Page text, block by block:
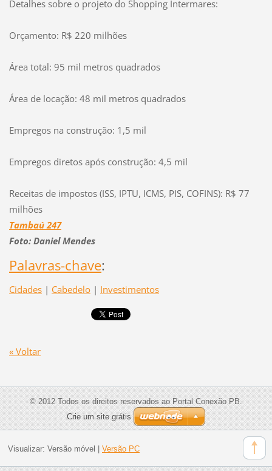
Detalhes sobre o projeto do Shopping Intermares:
Orçamento: R$ 220 milhões
Área total: 95 mil metros quadrados
Área de locação: 48 mil metros quadrados
Empregos na construção: 1,5 mil
Empregos diretos após construção: 4,5 mil
Receitas de impostos (ISS, IPTU, ICMS, PIS, COFINS): R$ 77
milhões
Tambaú 247
Foto: Daniel Mendes
Palavras-chave:
Cidades | Cabedelo | Investimentos
« Voltar
© 2012 Todos os direitos reservados ao Portal Conexão PB.
Crie um site grátis
Visualizar: Versão móvel Versão PC